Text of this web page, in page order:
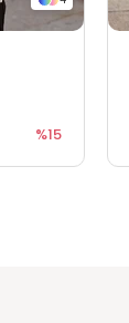
%15